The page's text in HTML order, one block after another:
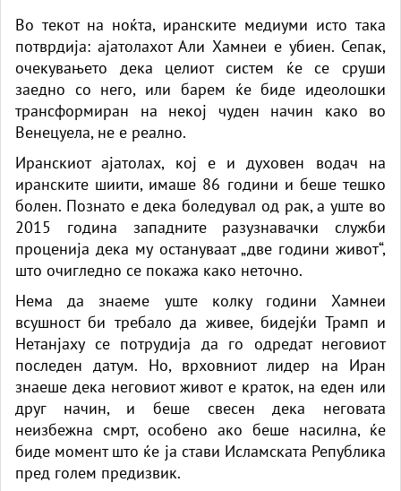
Во текот на ноќта, иранските медиуми исто така
потврдија: ајатолахот Али Хамнеи е убиен. Сепак,
очекувањето дека целиот систем ќе се сруши
заедно со него, или барем ќе биде идеолошки
трансформиран на некој чуден начин како во
Венецуела, не е реално.
Иранскиот ајатолах, кој е и духовен водач на
иранските шиити, имаше 86 години и беше тешко
болен. Познато е дека боледувал од рак, а уште во
2015 година западните разузнавачки служби
проценија дека му остануваат „две години живот“,
што очигледно се покажа како неточно.
Нема да знаеме уште колку години Хамнеи
всушност би требало да живее, бидејќи Трамп и
Нетанјаху се потрудија да го одредат неговиот
последен датум. Но, врховниот лидер на Иран
знаеше дека неговиот живот е краток, на еден или
друг начин, и беше свесен дека неговата
неизбежна смрт, особено ако беше насилна, ќе
биде момент што ќе ја стави Исламската Република
пред голем предизвик.